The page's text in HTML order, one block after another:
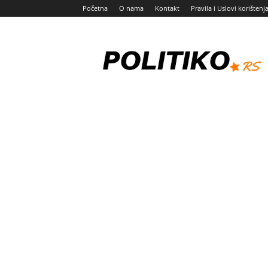
Početna O nama Kontakt Pravila i Uslovi korištenja